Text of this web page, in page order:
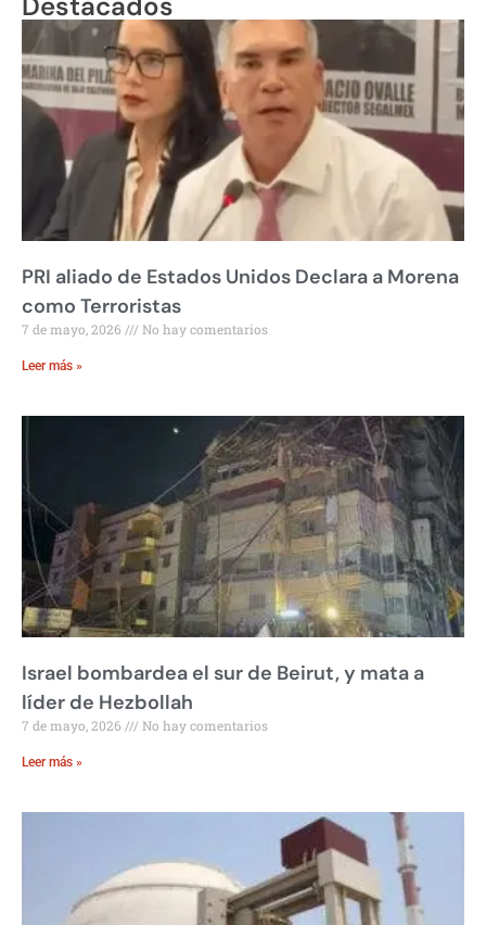
PRI aliado de Estados Unidos Declara a Morena
como Terroristas
7 de mayo, 2026 No hay comentarios
Leer más »
Israel bombardea el sur de Beirut, y mata a
líder de Hezbollah
7 de mayo, 2026 No hay comentarios
Leer más »